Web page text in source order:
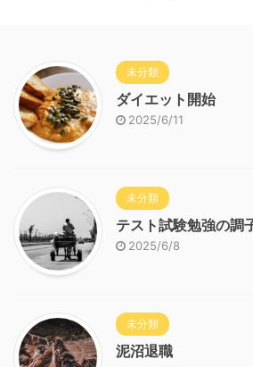
未分類
ダイエット開始
2025/6/11
未分類
テスト試験勉強の調
2025/6/8
未分類
泥沼退職